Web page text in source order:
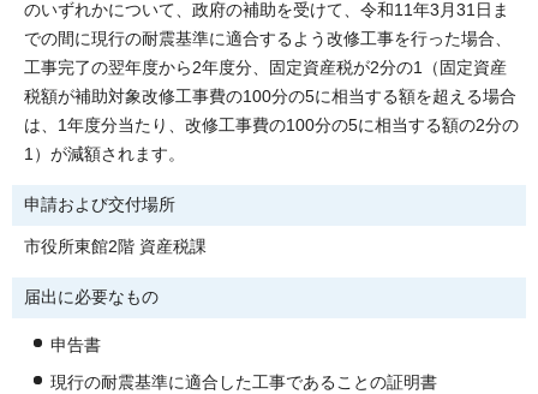
のいずれかについて、政府の補助を受けて、令和11年3月31日ま
での間に現行の耐震基準に適合するよう改修工事を行った場合、
工事完了の翌年度から2年度分、固定資産税が2分の1（固定資産
税額が補助対象改修工事費の100分の5に相当する額を超える場合
は、1年度分当たり、改修工事費の100分の5に相当する額の2分の
1）が減額されます。
申請および交付場所
市役所東館2階 資産税課
届出に必要なもの
申告書
現行の耐震基準に適合した工事であることの証明書